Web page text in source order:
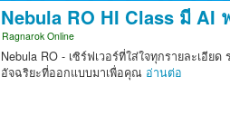
Nebula RO HI Class มี AI
Ragnarok Online
Nebula RO - เซิร์ฟเวอร์ที่ใส่ใจทุกรายละเอี
อัจฉริยะที่ออกแบบมาเพื่อคุณ อ่านต่อ